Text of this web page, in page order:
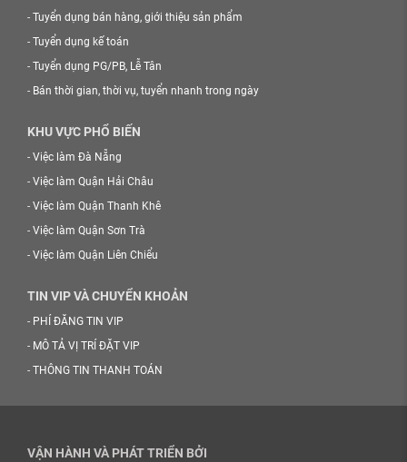
- Tuyển dụng bán hàng, giới thiệu sản phẩm
- Tuyển dụng kế toán
- Tuyển dụng PG/PB, Lễ Tân
- Bán thời gian, thời vụ, tuyển nhanh trong ngày
KHU VỰC PHỔ BIẾN
- Việc làm Đà Nẵng
- Việc làm Quận Hải Châu
- Việc làm Quận Thanh Khê
- Việc làm Quận Sơn Trà
- Việc làm Quận Liên Chiểu
TIN VIP VÀ CHUYỂN KHOẢN
- PHÍ ĐĂNG TIN VIP
- MÔ TẢ VỊ TRÍ ĐẶT VIP
- THÔNG TIN THANH TOÁN
VẬN HÀNH VÀ PHÁT TRIỂN BỞI